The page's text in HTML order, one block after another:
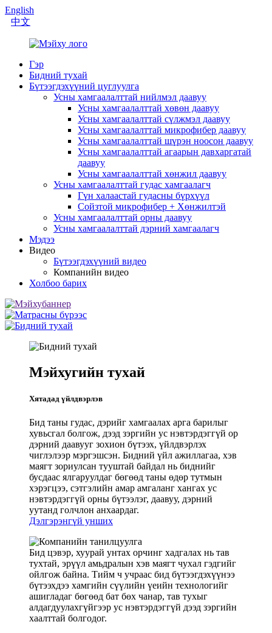
English
中文
Гэр
Бидний тухай
Бүтээгдэхүүний цуглуулга
Усны хамгаалалттай нийлмэл даавуу
Усны хамгаалалттай хөвөн даавуу
Усны хамгаалалттай сүлжмэл даавуу
Усны хамгаалалттай микрофибер даавуу
Усны хамгаалалттай шүрэн ноосон даавуу
Усны хамгаалалттай агаарын давхаргатай
даавуу
Усны хамгаалалттай хөнжил даавуу
Усны хамгаалалттай гудас хамгаалагч
Гүн халаастай гудасны бүрхүүл
Сойзтой микрофибер + Хөнжилтэй
Усны хамгаалалттай орны даавуу
Усны хамгаалалттай дэрний хамгаалагч
Мэдээ
Видео
Бүтээгдэхүүний видео
Компанийн видео
Холбоо барих
Мэйхугийн тухай
Хятадад үйлдвэрлэв
Бид таны гудас, дэрийг хамгаалах арга барилыг
хувьсгал болгож, дээд зэргийн ус нэвтэрдэггүй ор
дэрний даавууг зохион бүтээх, үйлдвэрлэх
чиглэлээр мэргэшсэн. Бидний үйл ажиллагаа, хэв
маягт зориулсан тууштай байдал нь биднийг
бусдаас ялгаруулдаг бөгөөд таны өдөр тутмын
хэрэгцээ, сэтгэлийн амар амгаланг хангах ус
нэвтэрдэггүй орны бүтээлэг, даавуу, дэрний
уутанд голчлон анхаардаг.
Дэлгэрэнгүй унших
Бид цэвэр, хуурай унтах орчинг хадгалах нь тав
тухтай, эрүүл амьдралын хэв маягт чухал гэдгийг
ойлгож байна. Тийм ч учраас бид бүтээгдэхүүнээ
бүтээхдээ хамгийн сүүлийн үеийн технологийг
ашигладаг бөгөөд бат бөх чанар, тав тухыг
алдагдуулахгүйгээр ус нэвтэрдэггүй дээд зэргийн
хаалттай болгодог.